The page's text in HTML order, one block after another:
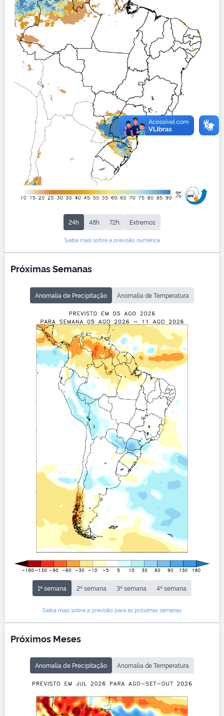
24h 48h 72h Extremos
Saiba mais sobre a previsão numérica
Próximas Semanas
Anomalia de Precipitação Anomalia de Temperatura
1ª semana 2ª semana 3ª semana 4ª semana
Saiba mais sobre a previsão para as próximas semanas
Próximos Meses
Anomalia de Precipitação Anomalia de Temperatura